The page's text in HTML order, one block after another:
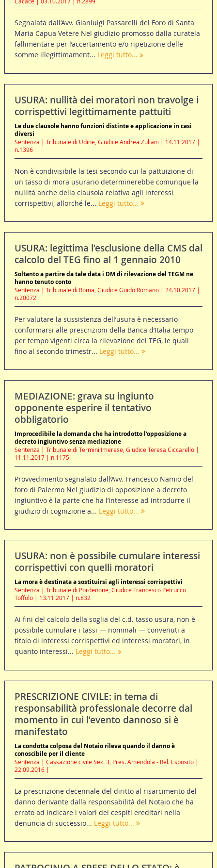
Segnalata dall’Avv. Gianluigi Passarelli del Foro di Santa
Maria Capua Vetere Nel giudizio promosso dalla curatela
fallimentare per l’accertamento e/o ripetizione delle
somme illegittimament... Leggi tutto...
USURA: nullità dei moratori non travolge i
corrispettivi legittimamente pattuiti
Le due clausole hanno funzioni distinte e applicazione in casi
diversi
Sentenza | Tribunale di Udine, Giudice Andrea Zuliani | 14.11.2017 |
n.1396
Non è condivisibile la tesi secondo cui la pattuizione di
un tasso di mora usurario determinerebbe comunque la
nullità anche della clausola relativa agli interessi
corrispettivi, allorché le... Leggi tutto...
USURA: legittima l’esclusione della CMS dal
calcolo del TEG fino al 1 gennaio 2010
Soltanto a partire da tale data i DM di rilevazione del TEGM ne
hanno tenuto conto
Sentenza | Tribunale di Roma, Giudice Guido Romano | 24.10.2017 |
n.20072
Per valutare la sussistenza dell’usura è necessario
conformarsi alle prescrizioni della Banca d’Italia tempo
per tempo vigenti circa la rilevazione del TEG, le quali
fino al secondo trimestr... Leggi tutto...
MEDIAZIONE: grava su ingiunto
opponente esperire il tentativo
obbligatorio
Improcedibile la domanda che ha introdotto l’opposizione a
decreto ingiuntivo senza mediazione
Sentenza | Tribunale di Termini Imerese, Giudice Teresa Ciccarello |
11.11.2017 | n.1175
Provvedimento segnalato dall’Avv. Francesco Namio del
foro di Palermo Nel giudizio di opposizione a decreto
ingiuntivo è la parte che ha l’interesse ad introdurre il
giudizio di cognizione a... Leggi tutto...
USURA: non è possibile cumulare interessi
corrispettivi con quelli moratori
La mora è destinata a sostituirsi agli interessi corrispettivi
Sentenza | Tribunale di Pordenone, Giudice Francesco Petrucco
Toffolo | 13.11.2017 | n.832
Ai fini del calcolo della soglia del c.d. tasso usura, non è
possibile cumulare i tassi — nominali — convenuti a
titolo di interessi corrispettivi ed interessi moratori, in
quanto interessi... Leggi tutto...
PRESCRIZIONE CIVILE: in tema di
responsabilità professionale decorre dal
momento in cui l’evento dannoso si è
manifestato
La condotta colposa del Notaio rileva quando il danno è
conoscibile per il cliente
Sentenza | Cassazione civile Sez. 3, Pres. Amendola - Rel. Esposito |
22.09.2016 |
La prescrizione decennale del diritto al risarcimento del
danno derivante dalla responsabilità del Notaio che ha
errato ad indicare i valori dei cespiti ereditari nella
denuncia di successio... Leggi tutto...